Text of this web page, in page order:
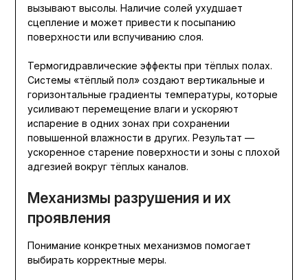
вызывают высолы. Наличие солей ухудшает
сцепление и может привести к посыпанию
поверхности или вспучиванию слоя.
Термогидравлические эффекты при тёплых полах.
Системы «тёплый пол» создают вертикальные и
горизонтальные градиенты температуры, которые
усиливают перемещение влаги и ускоряют
испарение в одних зонах при сохранении
повышенной влажности в других. Результат —
ускоренное старение поверхности и зоны с плохой
адгезией вокруг тёплых каналов.
Механизмы разрушения и их
проявления
Понимание конкретных механизмов помогает
выбирать корректные меры.